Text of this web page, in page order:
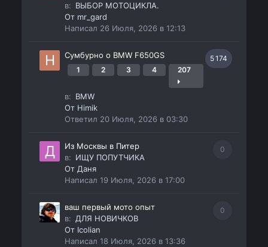
в: ВЫБОР МОТОЦИКЛА.
От mr_gard
Написал 26 Июля, 2026 в 12:13
5 174
Сумбурно о BMW F650GS
1 2 3 4 207
в: BMW
От Himik
Ответил 20 Июля, 2026 в 03:30
0
Из Москвы в Питер
в: ИЩУ ПОПУТЧИКА
ОтДаня
Написал19 Июля, 2026 в 17:00
0
ваш первый мото опыт
в: ДЛЯ НОВИЧКОВ
От Icolian
Написал18 Июля, 2026 в 13:36